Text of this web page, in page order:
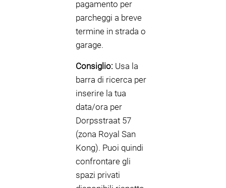
pagamento per
parcheggi a breve
termine in strada o
garage.
Consiglio: Usa la
barra di ricerca per
inserire la tua
data/ora per
Dorpsstraat 57
(zona Royal San
Kong). Puoi quindi
confrontare gli
spazi privati